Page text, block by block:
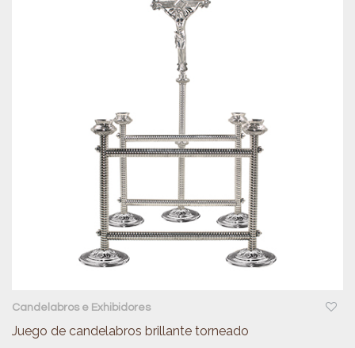
Candelabros e Exhibidores
Juego de candelabros brillante torneado